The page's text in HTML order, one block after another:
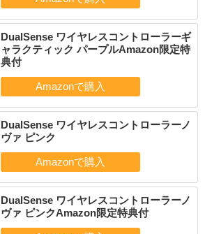
DualSense ワイヤレスコントローラーギ
ャラクティック パープルAmazon限定特
典付
DualSense ワイヤレスコントローラーノ
ヴァ ピンク
DualSense ワイヤレスコントローラーノ
ヴァ ピンクAmazon限定特典付